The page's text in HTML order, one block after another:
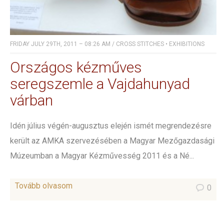
FRIDAY JULY 29TH, 2011 – 08:26 AM / CROSS STITCHES • EXHIBITIONS
Országos kézműves
seregszemle a Vajdahunyad
várban
Idén július végén-augusztus elején ismét megrendezésre
került az AMKA szervezésében a Magyar Mezőgazdasági
Múzeumban a Magyar Kézművesség 2011 és a Né...
Tovább olvasom 0